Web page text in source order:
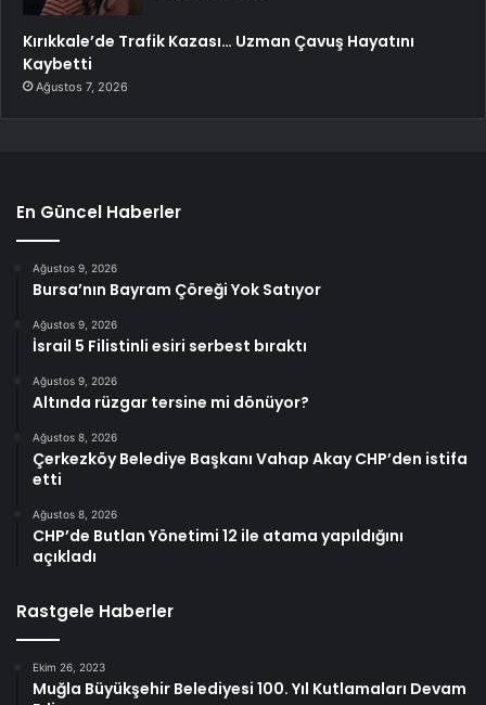
Kırıkkale’de Trafik Kazası… Uzman Çavuş Hayatını
Kaybetti
Ağustos 7, 2026
En Güncel Haberler
Ağustos 9, 2026
Bursa’nın Bayram Çöreği Yok Satıyor
Ağustos 9, 2026
İsrail 5 Filistinli esiri serbest bıraktı
Ağustos 9, 2026
Altında rüzgar tersine mi dönüyor?
Ağustos 8, 2026
Çerkezköy Belediye Başkanı Vahap Akay CHP’den istifa
etti
Ağustos 8, 2026
CHP’de Butlan Yönetimi 12 ile atama yapıldığını
açıkladı
Rastgele Haberler
Ekim 26, 2023
Muğla Büyükşehir Belediyesi 100. Yıl Kutlamaları Devam